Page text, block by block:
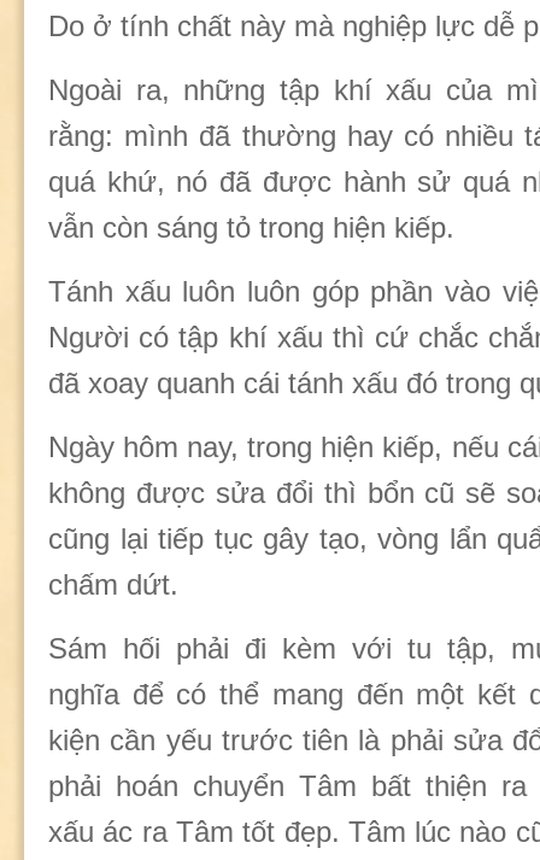
Do ở tính chất này mà nghiệp lực dễ
Ngoài ra, những tập khí xấu của
rằng: mình đã thường hay có nhiều
quá khứ, nó đã được hành sử quá
vẫn còn sáng tỏ trong hiện kiếp.
Tánh xấu luôn luôn góp phần vào
Người có tập khí xấu thì cứ chắc
đã xoay quanh cái tánh xấu đó trong
Ngày hôm nay, trong hiện kiếp, nếu
không được sửa đổi thì bổn cũ sẽ
cũng lại tiếp tục gây tạo, vòng lẩn
chấm dứt.
Sám hối phải đi kèm với tu tập,
nghĩa để có thể mang đến một kết
kiện cần yếu trước tiên là phải sửa
phải hoán chuyển Tâm bất thiện
xấu ác ra Tâm tốt đẹp. Tâm lúc nào